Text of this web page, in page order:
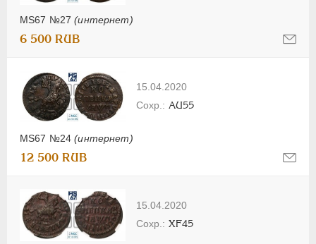
MS67 №27(интернет)
6 500 RUB
15.04.2020
MS67 №24(интернет)
AU55
12 500 RUB
15.04.2020
XF45